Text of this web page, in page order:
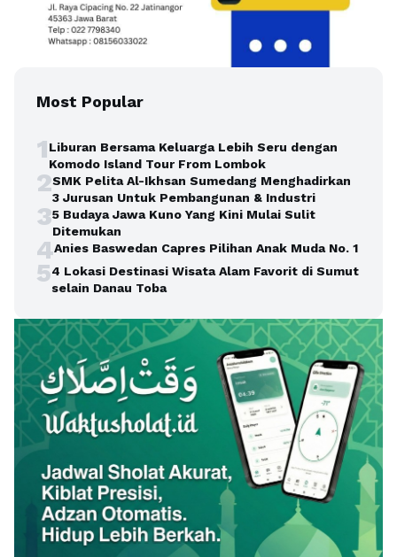
Most Popular
1Liburan Bersama Keluarga Lebih Seru dengan
Komodo Island Tour From Lombok
2SMK Pelita Al-Ikhsan Sumedang Menghadirkan
3 Jurusan Untuk Pembangunan & Industri
35 Budaya Jawa Kuno Yang Kini Mulai Sulit
Ditemukan
4Anies Baswedan Capres Pilihan Anak Muda No. 1
54 Lokasi Destinasi Wisata Alam Favorit di Sumut
selain Danau Toba